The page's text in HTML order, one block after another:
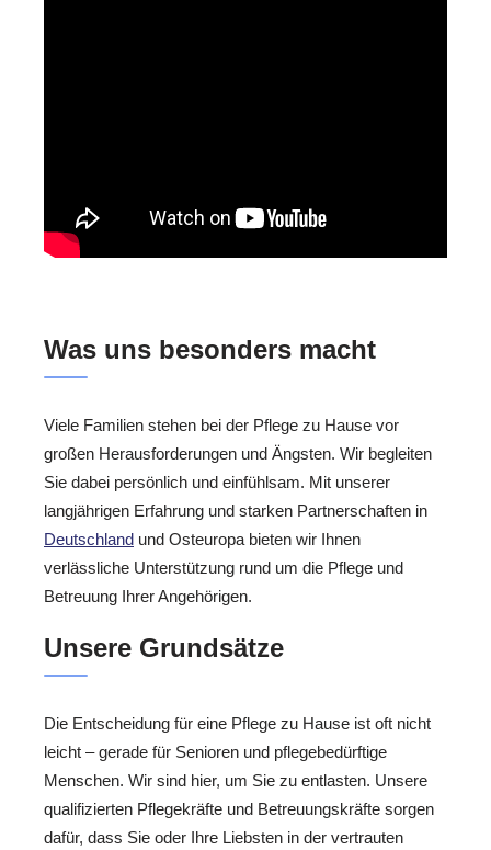
Was uns besonders macht
Viele Familien stehen bei der Pflege zu Hause vor
großen Herausforderungen und Ängsten. Wir begleiten
Sie dabei persönlich und einfühlsam. Mit unserer
langjährigen Erfahrung und starken Partnerschaften in
Deutschland und Osteuropa bieten wir Ihnen
verlässliche Unterstützung rund um die Pflege und
Betreuung Ihrer Angehörigen.
Unsere Grundsätze
Die Entscheidung für eine Pflege zu Hause ist oft nicht
leicht – gerade für Senioren und pflegebedürftige
Menschen. Wir sind hier, um Sie zu entlasten. Unsere
qualifizierten Pflegekräfte und Betreuungskräfte sorgen
dafür, dass Sie oder Ihre Liebsten in der vertrauten